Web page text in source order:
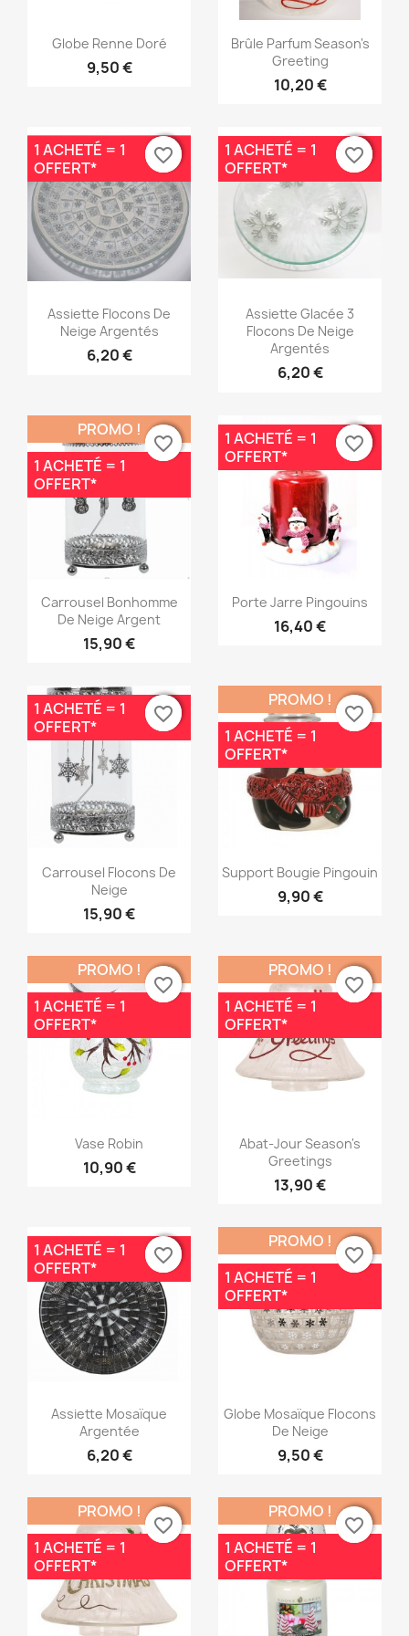
Aperçu rapide
Globe Renne Doré
9,50 €
Aperçu rapide
Brûle Parfum Season's
Greeting
10,20 €
Aperçu rapide
Assiette Flocons De
Neige Argentés
6,20 €
1 ACHETÉ = 1
OFFERT*
favorite_border
favorite_border
Aperçu rapide
Assiette Glacée 3
Flocons De Neige
Argentés
6,20 €
1 ACHETÉ = 1
OFFERT*
favorite_border
favorite_border
Aperçu rapide
Carrousel Bonhomme
De Neige Argent
15,90 €
PROMO !
1 ACHETÉ = 1
OFFERT*
favorite_border
favorite_border
Aperçu rapide
Porte Jarre Pingouins
16,40 €
1 ACHETÉ = 1
OFFERT*
favorite_border
favorite_border
Aperçu rapide
Carrousel Flocons De
Neige
15,90 €
1 ACHETÉ = 1
OFFERT*
favorite_border
favorite_border
Aperçu rapide
Support Bougie Pingouin
9,90 €
PROMO !
1 ACHETÉ = 1
OFFERT*
favorite_border
favorite_border
Aperçu rapide
Vase Robin
10,90 €
PROMO !
1 ACHETÉ = 1
OFFERT*
favorite_border
favorite_border
Aperçu rapide
Abat-Jour Season's
Greetings
13,90 €
PROMO !
1 ACHETÉ = 1
OFFERT*
favorite_border
favorite_border
Aperçu rapide
Assiette Mosaïque
Argentée
6,20 €
1 ACHETÉ = 1
OFFERT*
favorite_border
favorite_border
Aperçu rapide
Globe Mosaïque Flocons
De Neige
9,50 €
PROMO !
1 ACHETÉ = 1
OFFERT*
favorite_border
favorite_border
PROMO !
1 ACHETÉ = 1
OFFERT*
favorite_border
favorite_border
PROMO !
1 ACHETÉ = 1
OFFERT*
favorite_border
favorite_border